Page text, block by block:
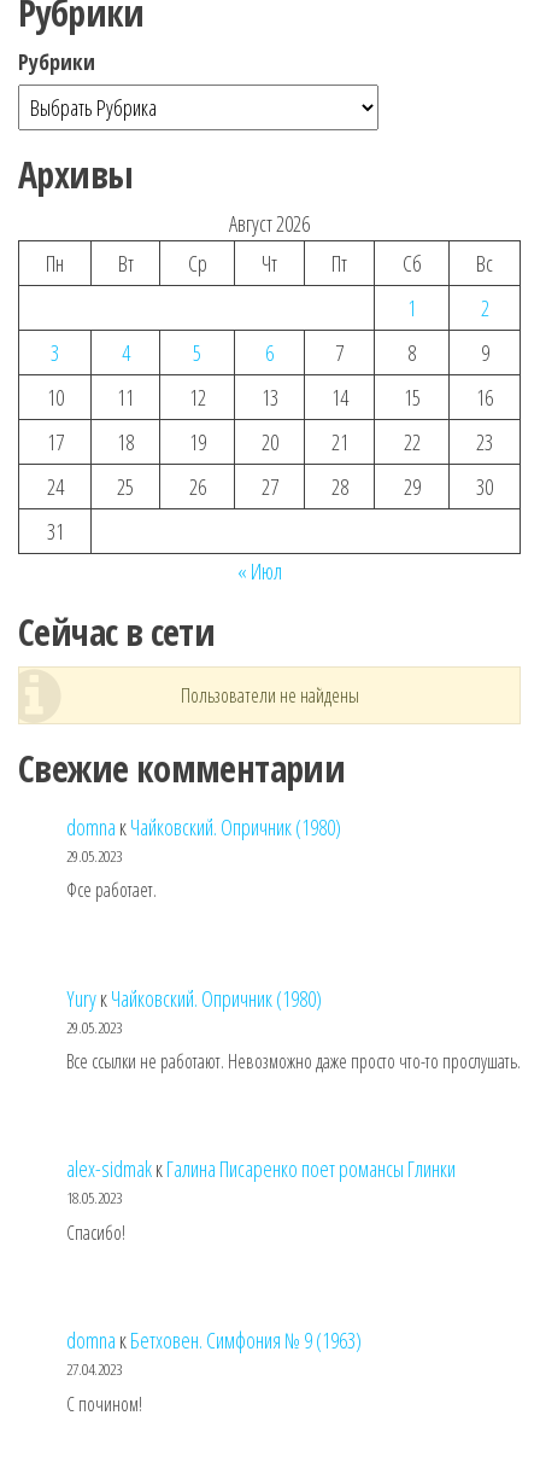
Рубрики
Рубрики
Архивы
Август 2026
Пн
Вт Ср Чт Пт Сб
Вс
1
2
3
4 5 6 7 8
9
10
11 12 13 14 15
16
17
18 19 20 21 22
23
24
25 26 27 28 29
30
31
« Июл
Сейчас в сети
Пользователи не найдены
Свежие комментарии
domna кЧайковский. Опричник (1980)
29.05.2023
Фсе работает.
YuryкЧайковский. Опричник (1980)
29.05.2023
Все ссылки не работают. Невозможно даже просто что-то прослушать.
alex-sidmakкГалина Писаренко поет романсы Глинки
18.05.2023
Спасибо!
domna кБетховен. Симфония № 9 (1963)
27.04.2023
С почином!